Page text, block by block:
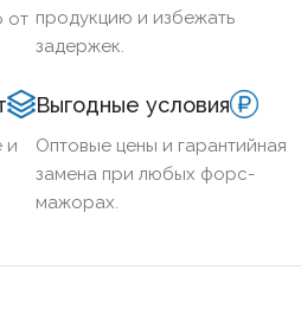
от продукцию и избежать
задержек.
и
Выгодные условия
Оптовые цены и гарантийная
замена при любых форс-
мажорах.